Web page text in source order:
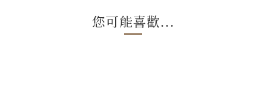
您可能喜歡...